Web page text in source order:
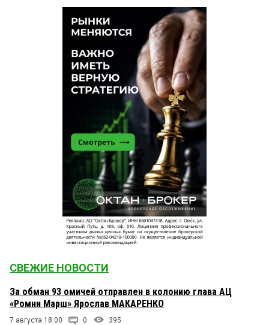
СВЕЖИЕ НОВОСТИ
За обман 93 омичей отправлен в колонию глава АЦ
«Ромни Марш» Ярослав МАКАРЕНКО
7 августа 18:00 0 395